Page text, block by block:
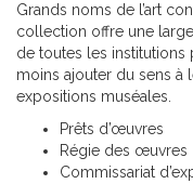
Grands noms de l’art
collection offre une
de toutes les institutions
moins ajouter du sens à
expositions muséales.
Prêts d’œuvres
Régie des œuvres
Commissariat